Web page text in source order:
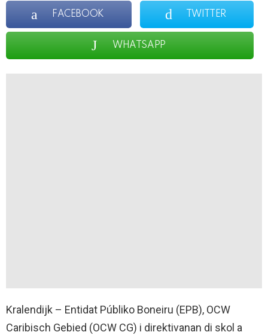
FACEBOOK TWITTER
WHATSAPP
Kralendijk – Entidat Públiko Boneiru (EPB), OCW
Caribisch Gebied (OCW CG) i direktivanan di skol a